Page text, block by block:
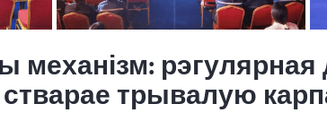
механізм:
стварае трывалую